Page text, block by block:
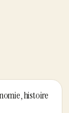
histoire